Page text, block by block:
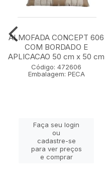
ALMOFADA CONCEPT 606
COM BORDADO E
APLICACAO 50 cm x 50 cm
Código: 472606
Embalagem: PECA
Faça seu login
ou
cadastre-se
para ver preços
e comprar